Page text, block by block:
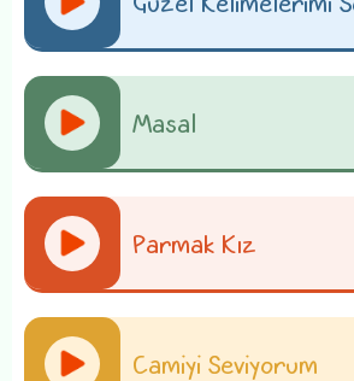
Masal
Parmak Kız
Camiyi Seviyorum